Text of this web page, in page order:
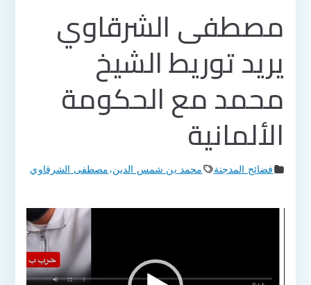
مصطفى الشرقاوي
يريد توريط الشيخ
محمد مع الحكومة
الألمانية
فضائح المدجنة محمد بن شمس الدين،مصطفى الشرقاوي